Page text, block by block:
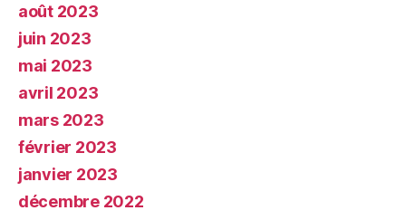
août 2023
juin 2023
mai 2023
avril 2023
mars 2023
février 2023
janvier 2023
décembre 2022